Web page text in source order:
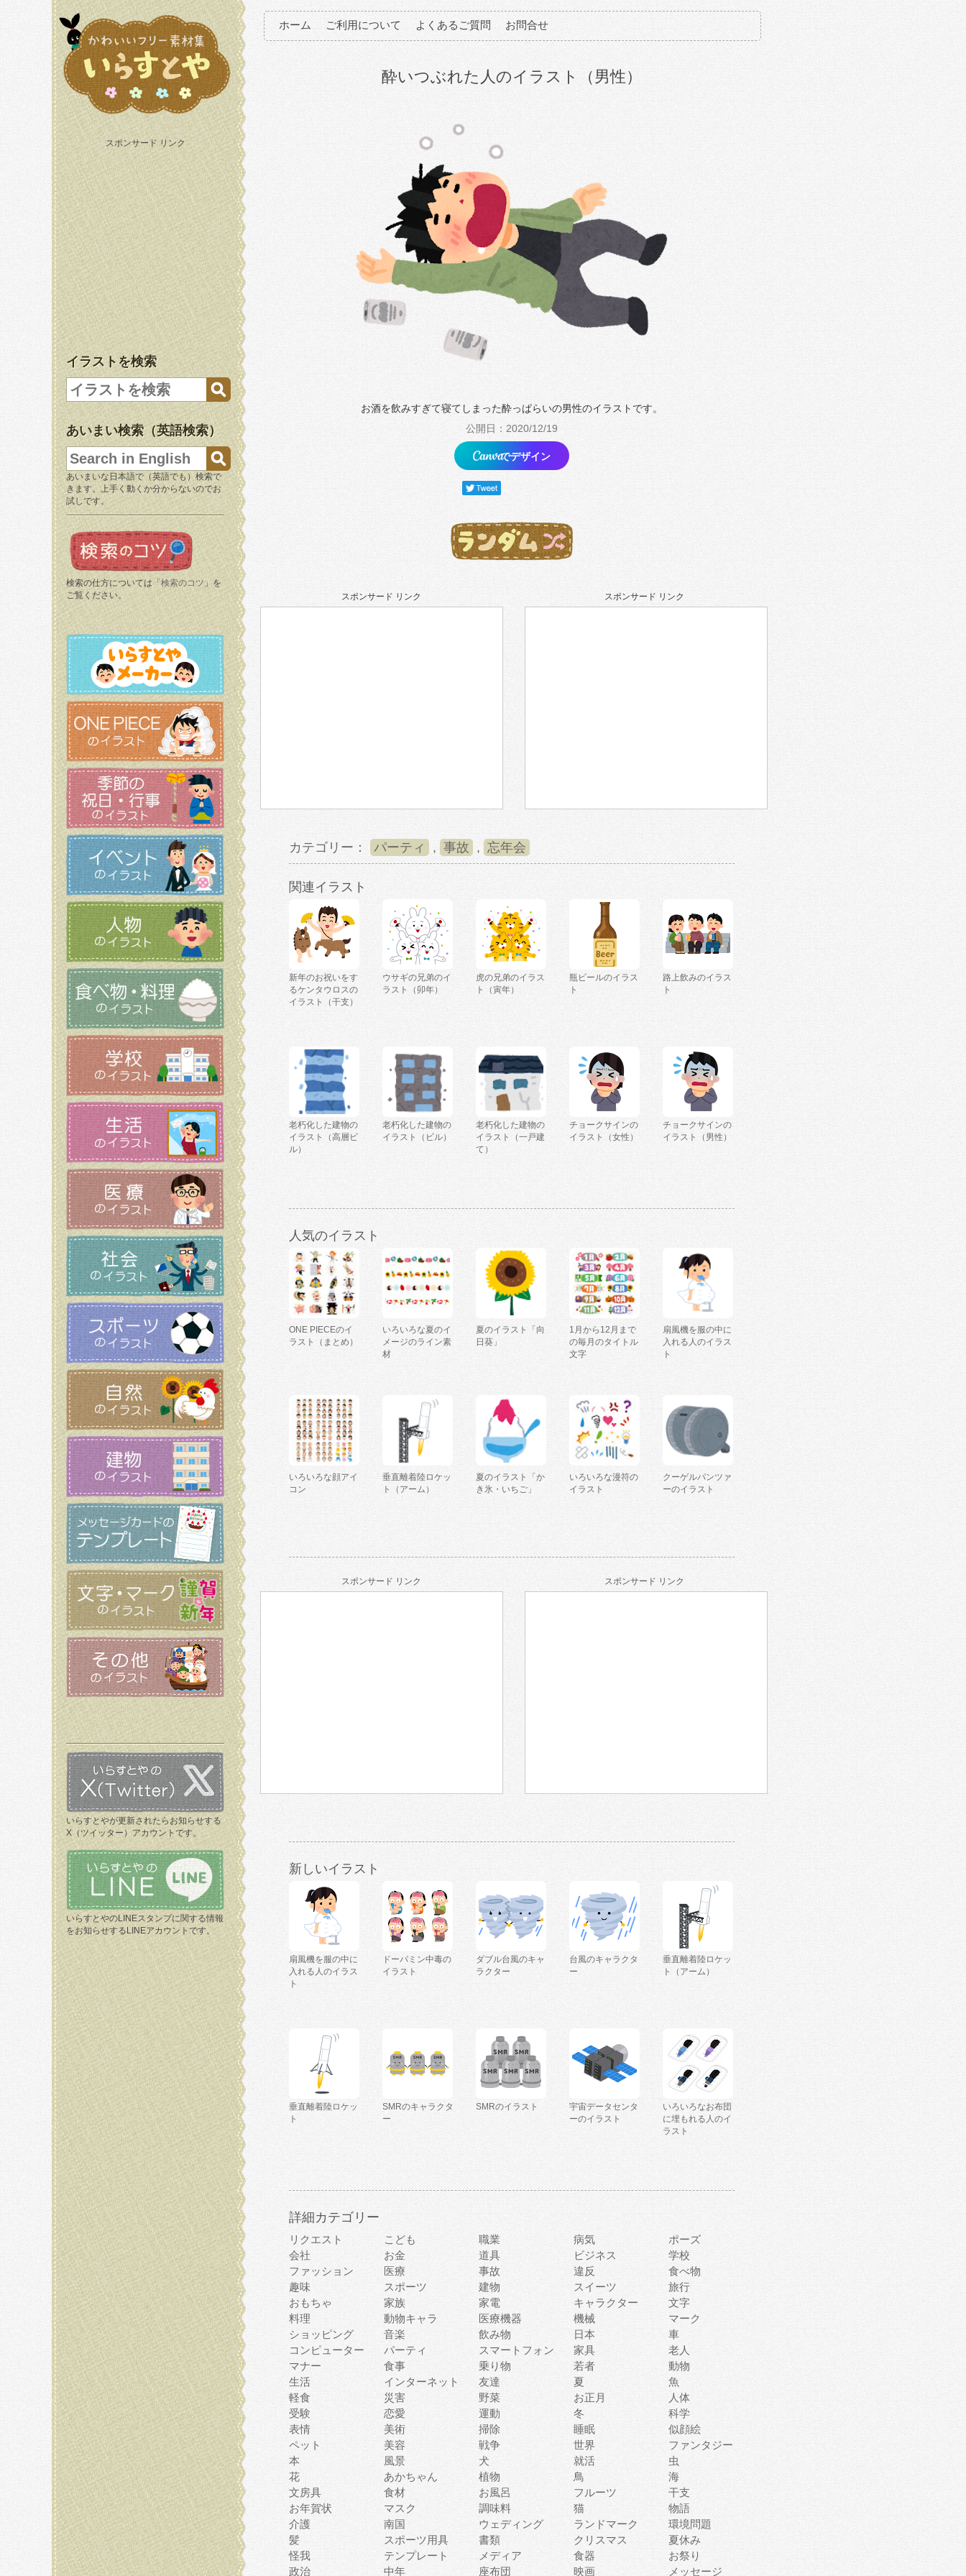
スポンサード リンク
イラストを検索
あいまい検索（英語検索）
あいまいな日本語で（英語でも）検索で
きます。上手く動くか分からないのでお
試しです。
検索の仕方については「 検索のコツ 」を
ご覧ください。
いらすとやが更新されたらお知らせする
X（ツイッター）アカウントです。
いらすとやのLINEスタンプに関する情報
をお知らせするLINEアカウントです。
ホーム ご利用について よくあるご質問 お問合せ
酔いつぶれた人のイラスト（男性）
お酒を飲みすぎて寝てしまった酔っぱらいの男性のイラストです。
公開日：2020/12/19
でデザイン
スポンサード リンク スポンサード リンク
カテゴリー： パーティ , 事故 , 忘年会
関連イラスト
新年のお祝いをす
るケンタウロスの
イラスト（干支）
ウサギの兄弟のイ
ラスト（卯年）
虎の兄弟のイラス
ト（寅年）
瓶ビールのイラス
ト
路上飲みのイラス
ト
老朽化した建物の
イラスト（高層ビ
ル）
老朽化した建物の
イラスト（ビル）
老朽化した建物の
イラスト（一戸建
て）
チョークサインの
イラスト（女性）
チョークサインの
イラスト（男性）
人気のイラスト
ONE PIECEのイ
ラスト（まとめ）
いろいろな夏のイ
メージのライン素
材
夏のイラスト「向
日葵」
1月から12月まで
の毎月のタイトル
文字
扇風機を服の中に
入れる人のイラス
ト
いろいろな顔アイ
コン
垂直離着陸ロケッ
ト（アーム）
夏のイラスト「か
き氷・いちご」
いろいろな漫符の
イラスト
クーゲルパンツァ
ーのイラスト
スポンサード リンク スポンサード リンク
新しいイラスト
扇風機を服の中に
入れる人のイラス
ト
ドーパミン中毒の
イラスト
ダブル台風のキャ
ラクター
台風のキャラクタ
ー
垂直離着陸ロケッ
ト（アーム）
垂直離着陸ロケッ
ト
SMRのキャラクタ
ー
SMRのイラスト
宇宙データセンタ
ーのイラスト
いろいろなお布団
に埋もれる人のイ
ラスト
詳細カテゴリー
リクエスト こども 職業 病気
ポーズ
会社
お金 道具 ビジネス
学校
ファッション
医療 事故 違反
食べ物
趣味
スポーツ 建物 スイーツ
旅行
おもちゃ
家族 家電 キャラクター
文字
料理
動物キャラ 医療機器 機械
マーク
ショッピング
音楽 飲み物 日本
車
コンピューター
パーティ スマートフォン 家具
老人
マナー
食事 乗り物 若者
動物
生活
インターネット 友達 夏
魚
軽食
災害 野菜 お正月
人体
受験
恋愛 運動 冬
科学
表情
美術 掃除 睡眠
似顔絵
ペット
美容 戦争 世界
ファンタジー
本
風景 犬 就活
虫
花
あかちゃん 植物 鳥
海
文房具
食材 お風呂 フルーツ
干支
お年賀状
マスク 調味料 猫
物語
介護
南国 ウェディング ランドマーク
環境問題
髪
スポーツ用具 書類 クリスマス
夏休み
怪我
テンプレート メディア 食器
お祭り
政治
中年 座布団 映画 メッセージ